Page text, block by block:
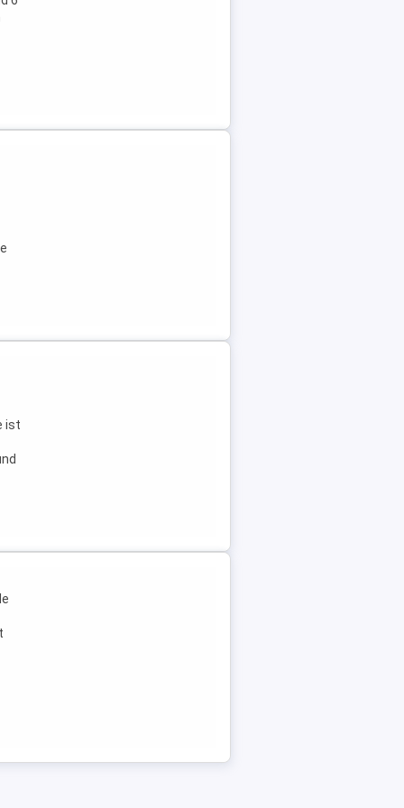
ist